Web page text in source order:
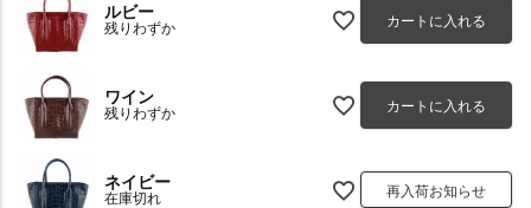
ルビー
残りわずか カートに入れる
ワイン
残りわずか カートに入れる
ネイビー
在庫切れ 再入荷お知らせ